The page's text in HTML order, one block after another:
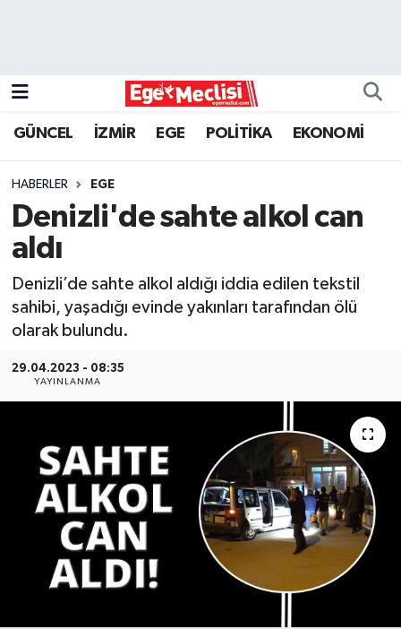
GÜNCEL İZMİR EGE POLİTİKA EKONOMİ
HABERLER EGE
Denizli'de sahte alkol can
aldı
Denizli’de sahte alkol aldığı iddia edilen tekstil
sahibi, yaşadığı evinde yakınları tarafından ölü
olarak bulundu.
29.04.2023 - 08:35
YAYINLANMA
GÜNCEL
İZMİR
ÖZEL HABER
SPOR